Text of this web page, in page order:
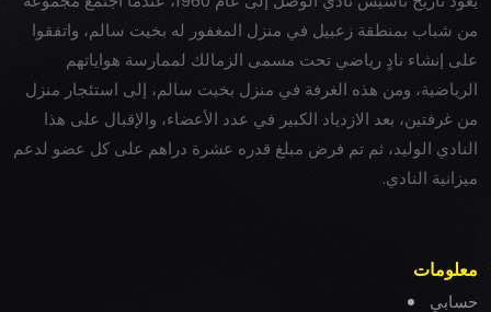
من شباب بمنطقة زعبيل في منزل المغفور له بخيت سالم، واتفقوا
على إنشاء نادٍ رياضي تحت مسمى الزمالك لممارسة هواياتهم
الرياضية، ومن هذه الغرفة في منزل بخيت سالم، إلى استئجار منزل
من غرفتين، بعد الازدياد الكبير في عدد الأعضاء، والإقبال على هذا
النادي الوليد، ثم تم فرض مبلغ قدره عشرة دراهم على كل عضو لدعم
ميزانية النادي.
معلومات
حسابي